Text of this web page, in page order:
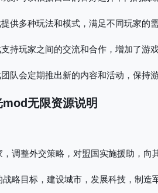
提供多种玩法和模式，满足不同玩家的
支持玩家之间的交流和合作，增加了游
团队会定期推出新的内容和活动，保持
mod无限资源说明
调整外交策略，对盟国实施援助，向
略目标，建设城市，发展科技，制造